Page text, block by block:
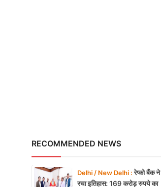
Business
Relationship
RECOMMENDED NEWS
Delhi / New Delhi :रेप्को बैंक ने
रचा इतिहास: 169 करोड़ रुपये का